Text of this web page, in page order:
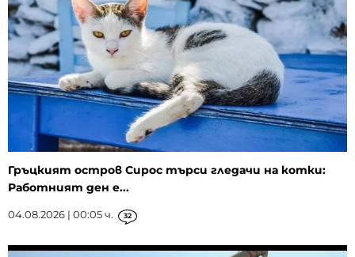
Гръцкият остров Сирос търси гледачи на котки:
Работният ден е...
04.08.2026 | 00:05 ч. 32